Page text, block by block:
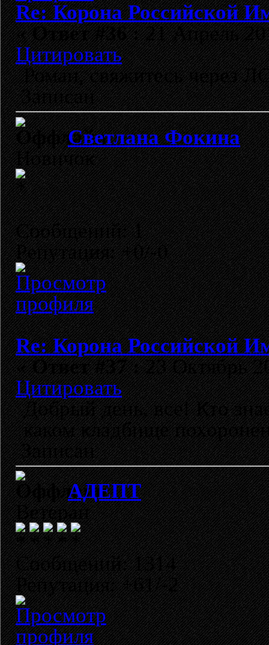
Re: Корона Российской
«Ответ #36 :21 Апрель
Цитировать
Роман, свяжитесь через
Записан
Светлана Фокина
Новичок
Сообщений: 1
Репутация: +0/-0
Re: Корона Российской
«Ответ #37 :23 Октябрь
Цитировать
Добрый день, все! Кто
каком кладбище
Записан
АДЕПТ
Ветеран
Сообщений: 1314
Репутация: +61/-2